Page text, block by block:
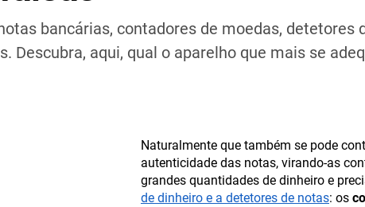
bancárias, contadores de moedas, detetores
Descubra, aqui, qual o aparelho que mais se
Naturalmente que também se pode
autenticidade das notas, virando-as
grandes quantidades de dinheiro e
de dinheiro e a detetores de notas: os